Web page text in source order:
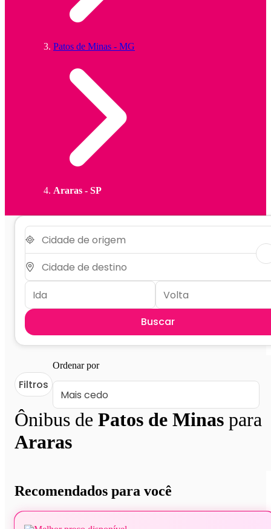
Patos de Minas - MG
Araras - SP
Buscar
Ônibus de Patos de Minas para
Araras
Filtros
Ordenar por
Recomendados para você